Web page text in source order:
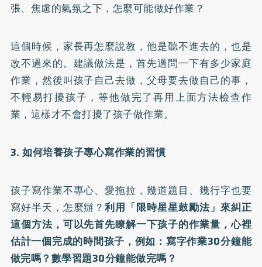
張、焦慮的氣氛之下，怎麼可能做好作業？
這個時候，家長再怎麼說教，他是聽不進去的，也是
改不過來的。建議做法是，首先過問一下有多少家庭
作業，然後叫孩子自己去做，父母要去做自己的事，
不輕易打擾孩子，等他做完了再用上面方法檢查作
業，這樣才不會打擾了孩子做作業。
3. 如何培養孩子專心寫作業的習慣
孩子寫作業不專心、愛拖拉，幾道題目、幾行字也要
寫好半天，怎麼辦？利用「限時星星鼓勵法」來糾正
這個方法，可以先首先瞭解一下孩子的作業量，心裡
估計一個完成的時間孩子，例如：寫字作業30分鐘能
做完嗎？數學習題30分鐘能做完嗎？